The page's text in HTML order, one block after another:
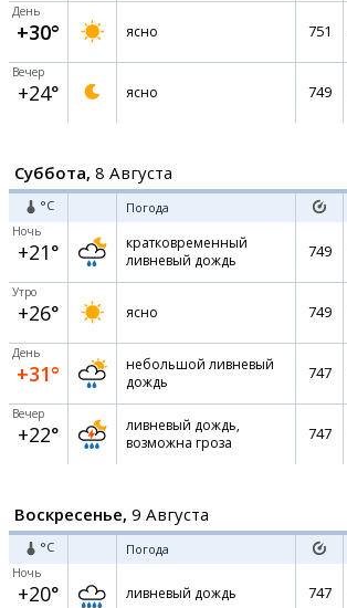
День
+30° ясно 751
Вечер
+24° ясно 749
Суббота, 8 Августа
°C Погода
Ночь
+21°
кратковременный
ливневый дождь
749
Утро
+26° ясно 749
День
+31°
небольшой ливневый
дождь
747
Вечер
+22°
ливневый дождь,
возможна гроза
747
Воскресенье, 9 Августа
°C Погода
Ночь
+20° ливневый дождь 747